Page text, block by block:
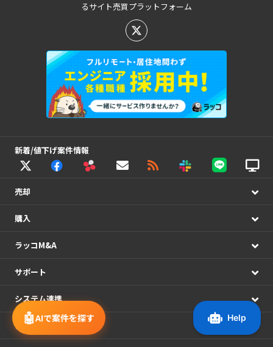
🤖AIで案件を探す
るサイト売買プラットフォーム
新着/値下げ案件情報
売却
購入
ラッコM&A
サポート
システム連携
アカウント